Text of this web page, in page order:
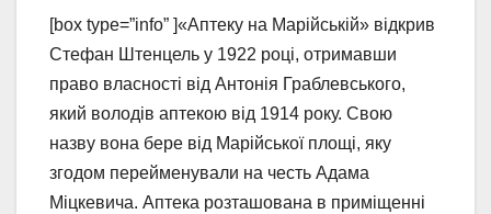
[box type=”info” ]«Аптеку на Марійській» відкрив
Стефан Штенцель у 1922 році, отримавши
право власності від Антонія Граблевського,
який володів аптекою від 1914 року. Свою
назву вона бере від Марійської площі, яку
згодом перейменували на честь Адама
Міцкевича. Аптека розташована в приміщенні